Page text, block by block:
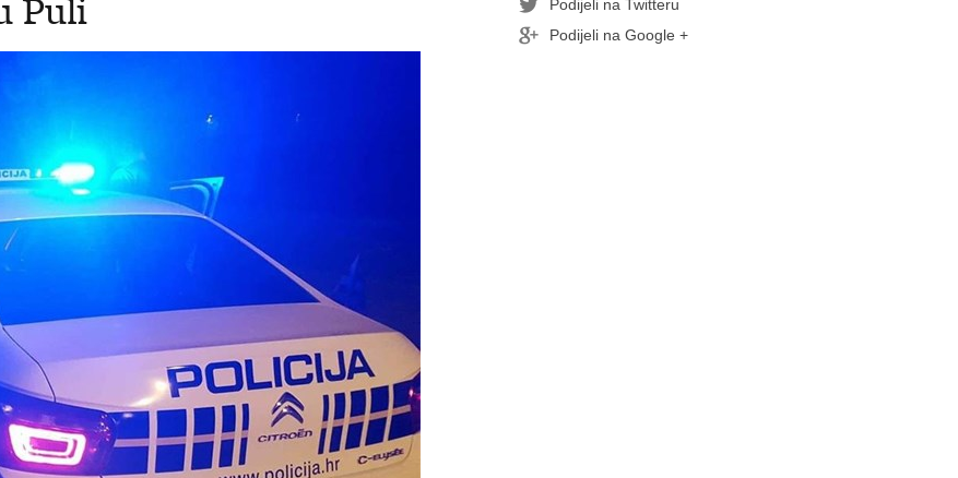
Puli
Podijeli na Twitteru
Podijeli na Google +